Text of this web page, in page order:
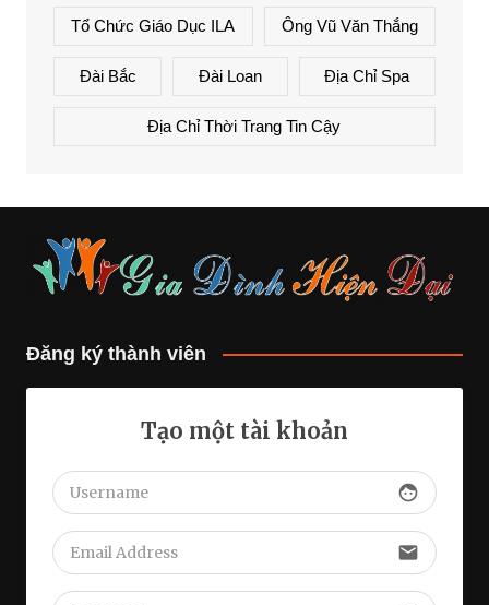
Tổ Chức Giáo Dục ILA Ông Vũ Văn Thắng
Đài Bắc Đài Loan Địa Chỉ Spa
Địa Chỉ Thời Trang Tin Cậy
Đăng ký thành viên
Tạo một tài khoản
face
email